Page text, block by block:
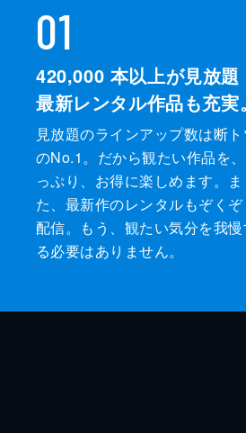
01
420,000 本以上が見放題
最新レンタル作品も充実。
見放題のラインアップ数は断ト
のNo.1。だから観たい作品を
っぷり、お得に楽しめます。ま
た、最新作のレンタルもぞくぞ
配信。もう、観たい気分を我慢
る必要はありません。